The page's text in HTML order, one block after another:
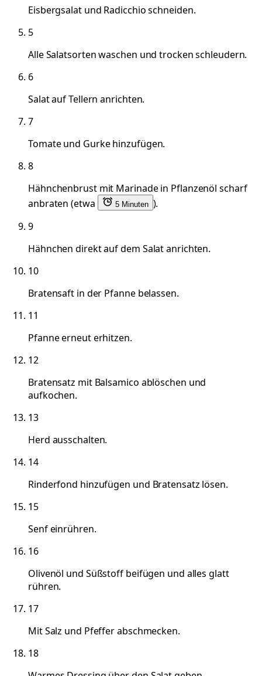
Eisbergsalat und Radicchio schneiden.
5
Alle Salatsorten waschen und trocken schleudern.
6
Salat auf Tellern anrichten.
7
Tomate und Gurke hinzufügen.
8
Hähnchenbrust mit Marinade in Pflanzenöl scharf
anbraten (etwa
5 Minuten ).
9
Hähnchen direkt auf dem Salat anrichten.
10
Bratensaft in der Pfanne belassen.
11
Pfanne erneut erhitzen.
12
Bratensatz mit Balsamico ablöschen und
aufkochen.
13
Herd ausschalten.
14
Rinderfond hinzufügen und Bratensatz lösen.
15
Senf einrühren.
16
Olivenöl und Süßstoff beifügen und alles glatt
rühren.
17
Mit Salz und Pfeffer abschmecken.
18